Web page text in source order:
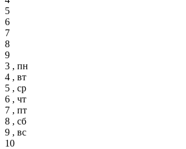
5
6
7
8
9
3 , пн
4 , вт
5 , ср
6 , чт
7 , пт
8 , сб
9 , вс
10